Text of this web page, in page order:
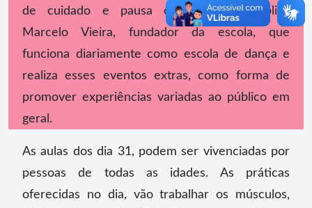
de cuidado e pausa com leveza”, explica
Marcelo Vieira, fundador da escola, que
funciona diariamente como escola de dança e
realiza esses eventos extras, como forma de
promover experiências variadas ao público em
geral.
As aulas dos dia 31, podem ser vivenciadas por
pessoas de todas as idades. As práticas
oferecidas no dia, vão trabalhar os músculos,